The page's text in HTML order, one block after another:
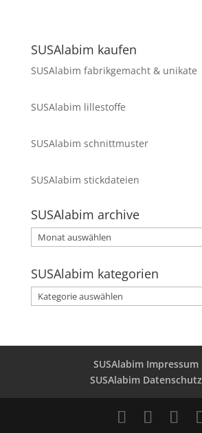
SUSAlabim kaufen
SUSAlabim fabrikgemacht & unikate
SUSAlabim lillestoffe
SUSAlabim schnittmuster
SUSAlabim stickdateien
SUSAlabim archive
SUSAlabim
archive
SUSAlabim kategorien
SUSAlabim
kategorien
SUSAlabim Impressum
SUSAlabim Datenschutz